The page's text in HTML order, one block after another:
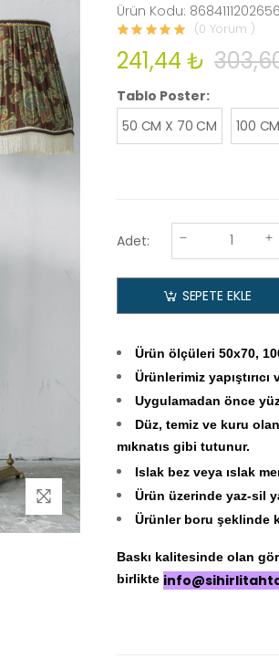
Ürün Kodu: 8684111202656
(0 Yorum )
241,44 ₺
Tablo Poster:
50 CM X 70 CM
100
Adet:
SEPETE EKLE
Ürün ölçüleri 50x70,
Ürünlerimiz
Uygulamadan önce
Düz, temiz ve kuru
mıknatıs gibi tutunur.
Islak bez veya ıslak
Ürün üzerinde yaz-sil
Ürünler boru şeklinde
Baskı kalitesinde olan
birlikte